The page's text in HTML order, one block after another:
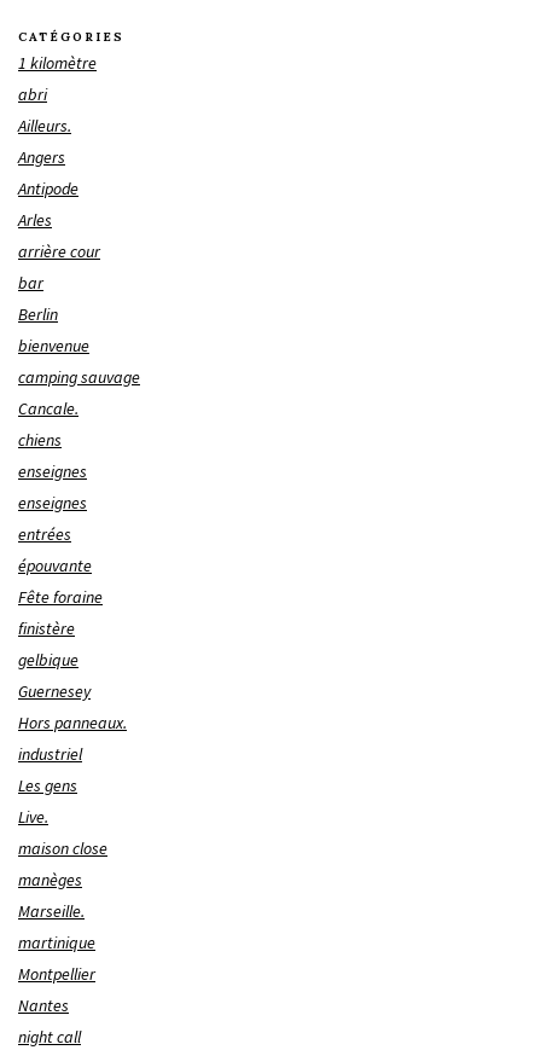
CATÉGORIES
1 kilomètre
abri
Ailleurs.
Angers
Antipode
Arles
arrière cour
bar
Berlin
bienvenue
camping sauvage
Cancale.
chiens
enseignes
enseignes
entrées
épouvante
Fête foraine
finistère
gelbique
Guernesey
Hors panneaux.
industriel
Les gens
Live.
maison close
manèges
Marseille.
martinique
Montpellier
Nantes
night call